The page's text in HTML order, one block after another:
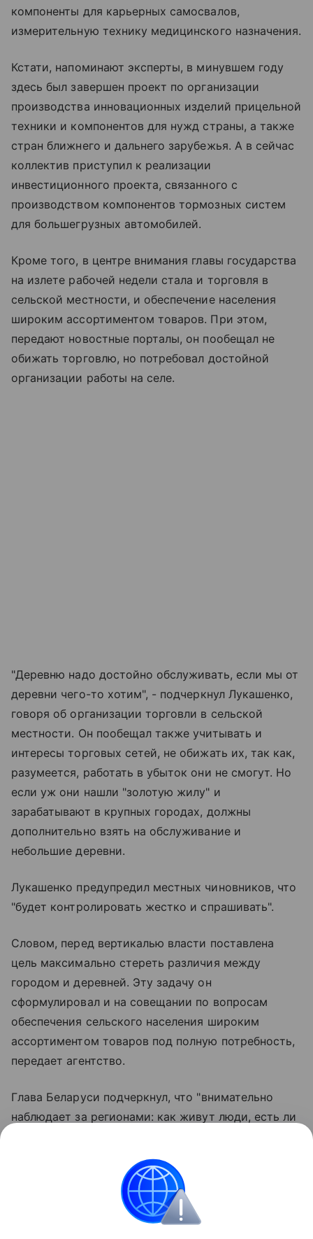
компоненты для карьерных самосвалов,
измерительную технику медицинского назначения.
Кстати, напоминают эксперты, в минувшем году
здесь был завершен проект по организации
производства инновационных изделий прицельной
техники и компонентов для нужд страны, а также
стран ближнего и дальнего зарубежья. А в сейчас
коллектив приступил к реализации
инвестиционного проекта, связанного с
производством компонентов тормозных систем
для большегрузных автомобилей.
Кроме того, в центре внимания главы государства
на излете рабочей недели стала и торговля в
сельской местности, и обеспечение населения
широким ассортиментом товаров. При этом,
передают новостные порталы, он пообещал не
обижать торговлю, но потребовал достойной
организации работы на селе.
"Деревню надо достойно обслуживать, если мы от
деревни чего-то хотим", - подчеркнул Лукашенко,
говоря об организации торговли в сельской
местности. Он пообещал также учитывать и
интересы торговых сетей, не обижать их, так как,
разумеется, работать в убыток они не смогут. Но
если уж они нашли "золотую жилу" и
зарабатывают в крупных городах, должны
дополнительно взять на обслуживание и
небольшие деревни.
Лукашенко предупредил местных чиновников, что
"будет контролировать жестко и спрашивать".
Словом, перед вертикалью власти поставлена
цель максимально стереть различия между
городом и деревней. Эту задачу он
сформулировал и на совещании по вопросам
обеспечения сельского населения широким
ассортиментом товаров под полную потребность,
передает агентство.
Глава Беларуси подчеркнул, что "внимательно
наблюдает за регионами: как живут люди, есть ли
Но власть, предупредил он, максимально
сокращая различия в социально-экономических
условиях населения, не должна ликвидировать